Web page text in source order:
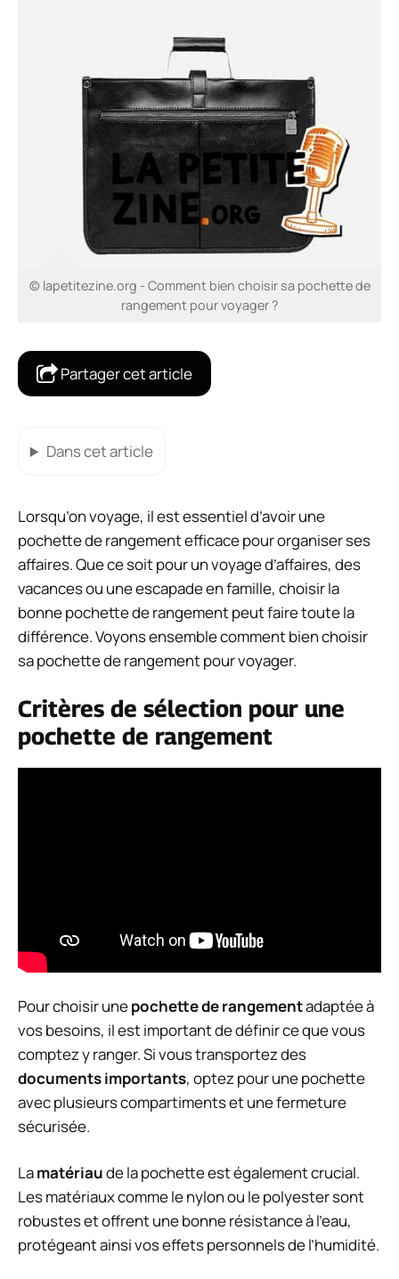
© lapetitezine.org - Comment bien choisir sa pochette de
rangement pour voyager ?
Partager cet article
Dans cet article
Lorsqu’on voyage, il est essentiel d’avoir une
pochette de rangement efficace pour organiser ses
affaires. Que ce soit pour un voyage d’affaires, des
vacances ou une escapade en famille, choisir la
bonne pochette de rangement peut faire toute la
différence. Voyons ensemble comment bien choisir
sa pochette de rangement pour voyager.
Critères de sélection pour une
pochette de rangement
Pour choisir unepochette de rangementadaptée à
vos besoins, il est important de définir ce que vous
comptez y ranger. Si vous transportez des
documents importants, optez pour une pochette
avec plusieurs compartiments et une fermeture
sécurisée.
Lamatériaude la pochette est également crucial.
Les matériaux comme le nylon ou le polyester sont
robustes et offrent une bonne résistance à l’eau,
protégeant ainsi vos effets personnels de l’humidité.